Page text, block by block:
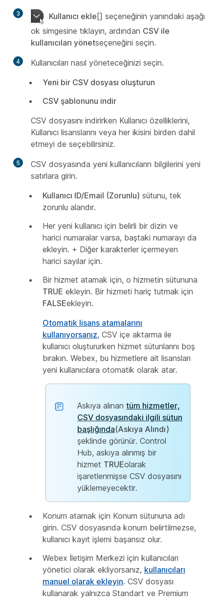
3 Kullanıcı ekle[] seçeneğinin yanındaki aşağı
ok simgesine tıklayın, ardından CSV ile
kullanıcıları yönetseçeneğini seçin.
4
Kullanıcıları nasıl yöneteceğinizi seçin.
Yeni bir CSV dosyası oluşturun
CSV şablonunu indir
CSV dosyasını indirirken Kullanıcı özelliklerini,
Kullanıcı lisanslarını veya her ikisini birden dahil
etmeyi de seçebilirsiniz.
5
CSV dosyasında yeni kullanıcıların bilgilerini yeni
satırlara girin.
Kullanıcı ID/Email (Zorunlu) sütunu, tek
zorunlu alandır.
Her yeni kullanıcı için belirli bir dizin ve
harici numaralar varsa, baştaki numarayı da
ekleyin. + Diğer karakterler içermeyen
harici sayılar için.
Bir hizmet atamak için, o hizmetin sütununa
TRUE ekleyin. Bir hizmeti hariç tutmak için
FALSEekleyin.
Otomatik lisans atamalarını
kullanıyorsanız, CSV içe aktarma ile
kullanıcı oluştururken hizmet sütunlarını boş
bırakın. Webex, bu hizmetlere ait lisansları
yeni kullanıcılara otomatik olarak atar.
Askıya alınan tüm hizmetler,
CSV dosyasındaki ilgili sütun
başlığında(Askıya Alındı)
şeklinde görünür. Control
Hub, askıya alınmış bir
hizmet TRUEolarak
işaretlenmişse CSV dosyasını
yüklemeyecektir.
Konum atamak için Konum sütununa adı
girin. CSV dosyasında konum belirtilmezse,
kullanıcı kayıt işlemi başarısız olur.
Webex İletişim Merkezi için kullanıcıları
yönetici olarak ekliyorsanız, kullanıcıları
manuel olarak ekleyin. CSV dosyası
kullanarak yalnızca Standart ve Premium